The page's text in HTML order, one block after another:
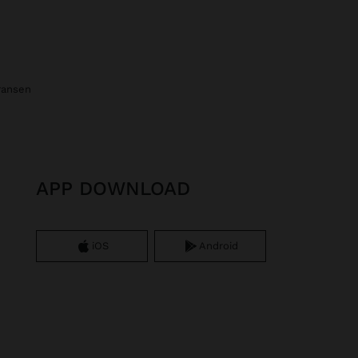
APP DOWNLOAD
iOS Android